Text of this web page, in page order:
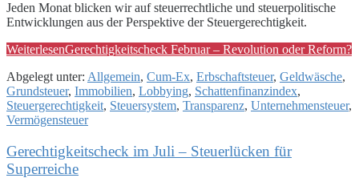
Jeden Monat blicken wir auf steuerrechtliche und steuerpolitische
Entwicklungen aus der Perspektive der Steuergerechtigkeit.
WeiterlesenGerechtigkeitscheck Februar – Revolution oder Reform?
Abgelegt unter: Allgemein, Cum-Ex, Erbschaftsteuer, Geldwäsche,
Grundsteuer, Immobilien, Lobbying, Schattenfinanzindex,
Steuergerechtigkeit, Steuersystem, Transparenz, Unternehmensteuer,
Vermögensteuer
Gerechtigkeitscheck im Juli – Steuerlücken für
Superreiche